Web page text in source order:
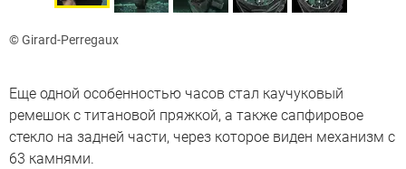
© Girard-Perregaux
Еще одной особенностью часов стал каучуковый
ремешок с титановой пряжкой, а также сапфировое
стекло на задней части, через которое виден механизм с
63 камнями.